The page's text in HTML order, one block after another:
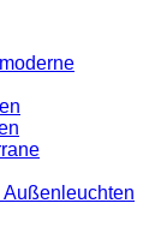
Außenleuchten